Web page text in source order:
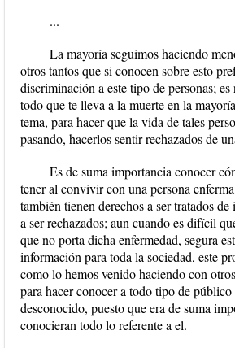
...
La mayoría seguimos haciendo
otros tantos que si conocen sobre esto
discriminación a este tipo de personas;
todo que te lleva a la muerte en la
tema, para hacer que la vida de tales
pasando, hacerlos sentir rechazados de
Es de suma importancia conocer
tener al convivir con una persona
también tienen derechos a ser tratados
a ser rechazados; aun cuando es difícil
que no porta dicha enfermedad, segura
información para toda la sociedad, este
como lo hemos venido haciendo con
para hacer conocer a todo tipo de
desconocido, puesto que era de suma
conocieran todo lo referente a el.